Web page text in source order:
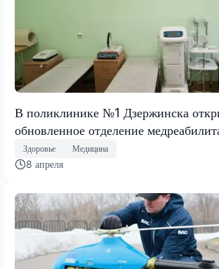
В поликлинике №1 Дзержинска
обновленное отделение
Здоровье Медицина
8 апреля